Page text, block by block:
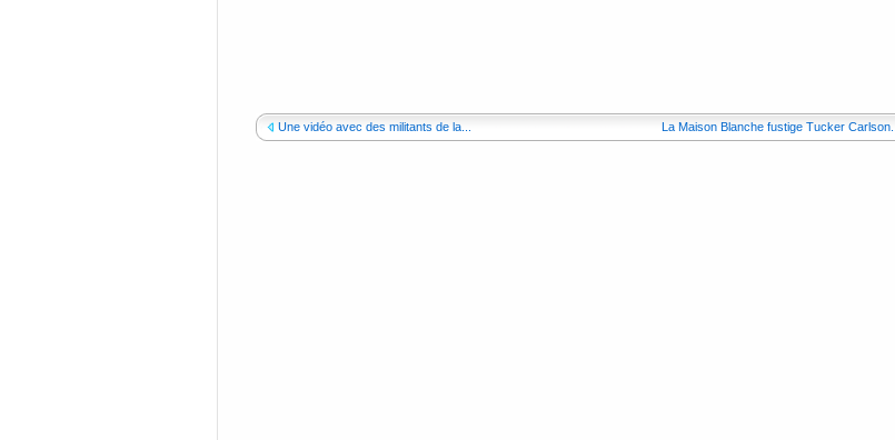
Une vidéo avec des militants de la... La Maison Blanche fustige Tucker Carlson...